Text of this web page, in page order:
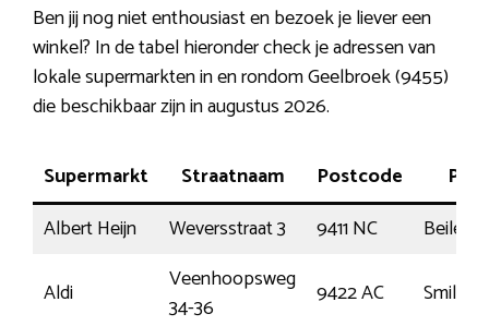
Ben jij nog niet enthousiast en bezoek je liever een
winkel? In de tabel hieronder check je adressen van
lokale supermarkten in en rondom Geelbroek (9455)
die beschikbaar zijn in augustus 2026.
Supermarkt Straatnaam Postcode
Albert Heijn
Weversstraat 3 9411 NC
Beilen
Aldi
Veenhoopsweg
34-36
9422 AC Smilde